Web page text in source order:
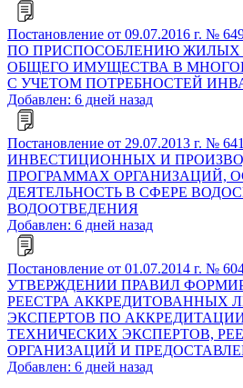
Постановление от 09.07.2016 г. №
ПО ПРИСПОСОБЛЕНИЮ
ОБЩЕГО ИМУЩЕСТВА В
С УЧЕТОМ ПОТРЕБНОСТЕЙ
Добавлен: 6 дней назад
Постановление от 29.07.2013 г. №
ИНВЕСТИЦИОННЫХ И
ПРОГРАММАХ ОРГАНИЗАЦИЙ,
ДЕЯТЕЛЬНОСТЬ В СФЕРЕ
ВОДООТВЕДЕНИЯ
Добавлен: 6 дней назад
Постановление от 01.07.2014 г. №
УТВЕРЖДЕНИИ ПРАВИЛ
РЕЕСТРА АККРЕДИТОВАННЫХ
ЭКСПЕРТОВ ПО
ТЕХНИЧЕСКИХ ЭКСПЕРТОВ,
ОРГАНИЗАЦИЙ И
Добавлен: 6 дней назад